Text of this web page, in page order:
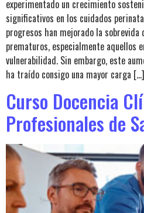
experimentado un crecimiento
significativos en los cuidados
progresos han mejorado la sobrevida
prematuros, especialmente aquellos
vulnerabilidad. Sin embargo, este
ha traído consigo una mayor carga […]
Curso Docencia
Profesionales de